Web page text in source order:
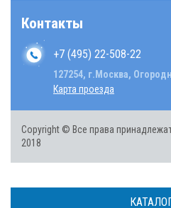
Контакты
+7 (495) 22-508-22
127254, г.Москва,
Карта проезда
Copyright © Все права
2018